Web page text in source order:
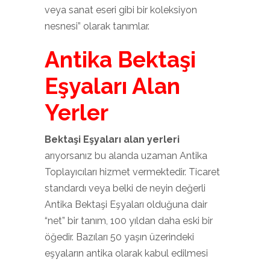
veya sanat eseri gibi bir koleksiyon
nesnesi” olarak tanımlar.
Antika Bektaşi
Eşyaları Alan
Yerler
Bektaşi Eşyaları alan yerleri
arıyorsanız bu alanda uzaman Antika
Toplayıcıları hizmet vermektedir. Ticaret
standardı veya belki de neyin değerli
Antika Bektaşi Eşyaları olduğuna dair
“net” bir tanım, 100 yıldan daha eski bir
öğedir. Bazıları 50 yaşın üzerindeki
eşyaların antika olarak kabul edilmesi